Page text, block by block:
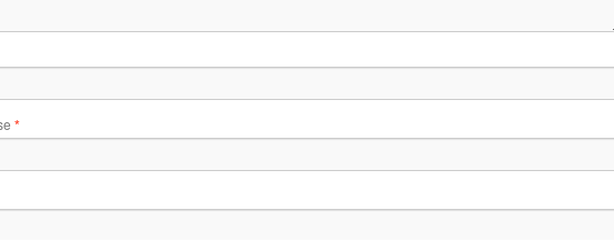
*